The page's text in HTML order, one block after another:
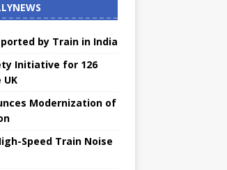
by Train in India
Initiative for 126
Modernization of
Speed ​​Train Noise